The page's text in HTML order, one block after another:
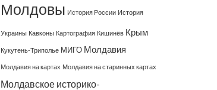
Молдовы История России История
Украины Кавконы Картография Кишинёв Крым
Кукутень-Триполье МИГО Молдавия
Молдавия на картах Молдавия на старинных картах
Молдавское историко-